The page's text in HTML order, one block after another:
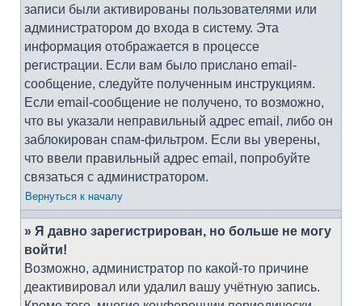
записи были активированы пользователями или
администратором до входа в систему. Эта
информация отображается в процессе
регистрации. Если вам было прислано email-
сообщение, следуйте полученным инструкциям.
Если email-сообщение не получено, то возможно,
что вы указали неправильный адрес email, либо он
заблокирован спам-фильтром. Если вы уверены,
что ввели правильный адрес email, попробуйте
связаться с администратором.
Вернуться к началу
» Я давно зарегистрирован, но больше не могу
войти!
Возможно, администратор по какой-то причине
деактивировал или удалил вашу учётную запись.